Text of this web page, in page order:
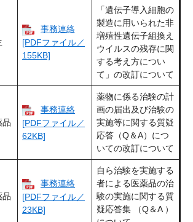
事務連絡
[PDFファイル／
155KB]
「遺伝子導入細胞の
製造に用いられた非
増殖性遺伝子組換え
ウイルスの残存に関
する考え方につい
て」の改訂について
品
事務連絡
[PDFファイル／
62KB]
薬物に係る治験の計
画の届出及び治験の
実施等に関する質疑
応答（Q＆A）につ
いての改訂について
品
事務連絡
[PDFファイル／
23KB]
自ら治験を実施する
者による医薬品の治
験の実施に関する質
疑応答集 （Q＆A ）